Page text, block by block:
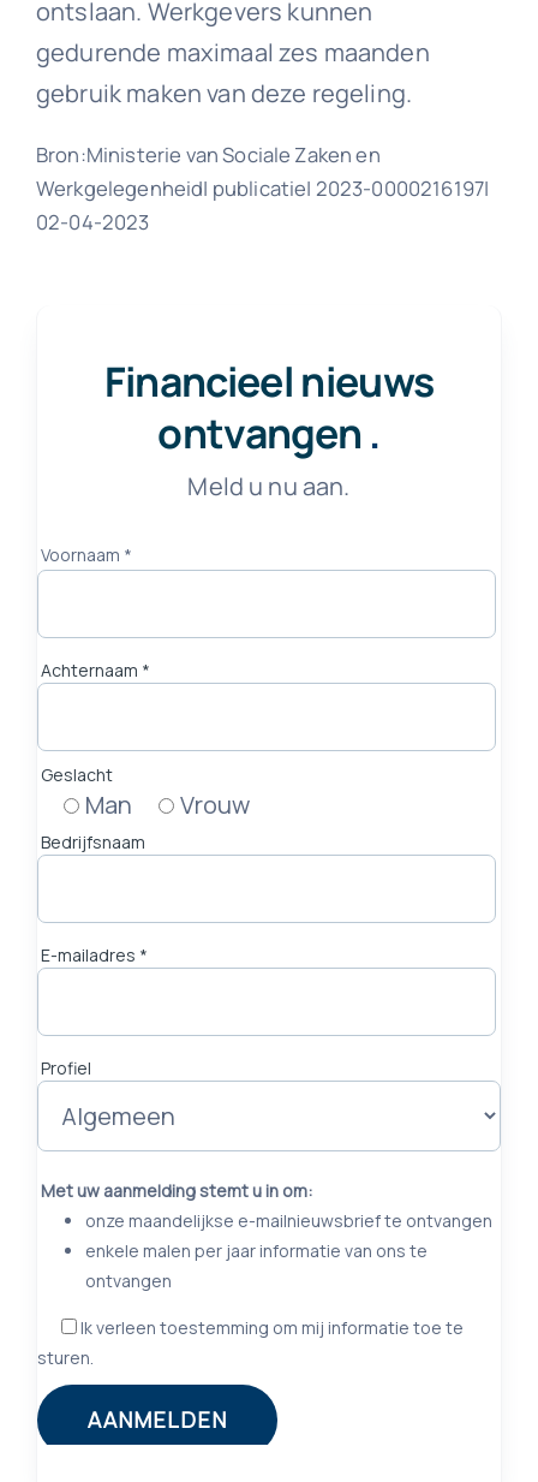
ontslaan. Werkgevers kunnen
gedurende maximaal zes maanden
gebruik maken van deze regeling.
Bron:Ministerie van Sociale Zaken en
Werkgelegenheid| publicatie| 2023-0000216197|
02-04-2023
Financieel nieuws
ontvangen .
Meld u nu aan.